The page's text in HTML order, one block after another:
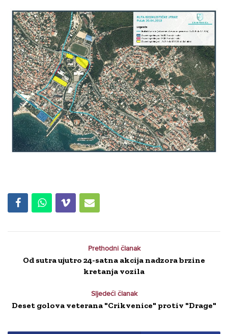
Prethodni članak
Od sutra ujutro 24-satna akcija nadzora brzine
kretanja vozila
Sljedeći članak
Deset golova veterana "Crikvenice" protiv "Drage"